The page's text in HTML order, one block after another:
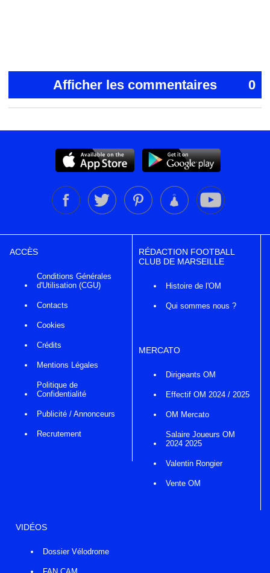
Afficher les commentaires 0
ACCÈS
Conditions Générales
d'Utilisation (CGU)
Contacts
Cookies
Crédits
Mentions Légales
Politique de
Confidentialité
Publicité / Annonceurs
Recrutement
RÉDACTION FOOTBALL
CLUB DE MARSEILLE
Histoire de l'OM
Qui sommes nous ?
MERCATO
Dirigeants OM
Effectif OM 2024 / 2025
OM Mercato
Salaire Joueurs OM
2024 2025
Valentin Rongier
Vente OM
VIDÉOS
Dossier Vélodrome